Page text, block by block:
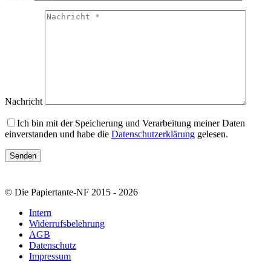
Nachricht
Ich bin mit der Speicherung und Verarbeitung meiner Daten
einverstanden und habe die Datenschutzerklärung gelesen.
© Die Papiertante-NF 2015 - 2026
Intern
Widerrufsbelehrung
AGB
Datenschutz
Impressum